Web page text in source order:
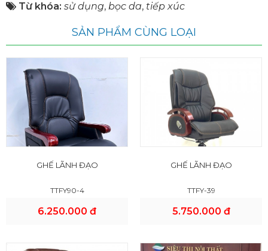
Từ khóa: sử dụng, bọc da, tiếp xúc
SẢN PHẨM CÙNG LOẠI
GHẾ LÃNH ĐẠO
TTFY90-4
6.250.000 đ
GHẾ LÃNH ĐẠO
TTFY-39
5.750.000 đ